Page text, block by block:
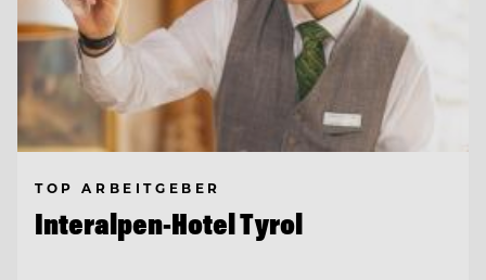
TOP ARBEITGEBER
Interalpen-Hotel Tyrol